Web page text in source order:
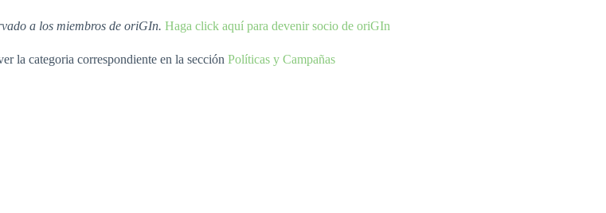
a los miembros de oriGIn. Haga click aquí para devenir socio de oriGIn
la categoria correspondiente en la sección Políticas y Campañas